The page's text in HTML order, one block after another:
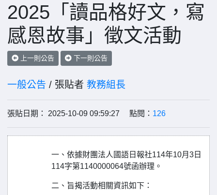
2025「讀品格好文，寫
感恩故事」徵文活動
上一則公告 下一則公告
一般公告 / 張貼者 教務組長
張貼日期： 2025-10-09 09:59:27 點閱： 126
一、依據財團法人國語日報社114年10月3日
114字第1140000064號函辦理。
二、旨揭活動相關資訊如下：